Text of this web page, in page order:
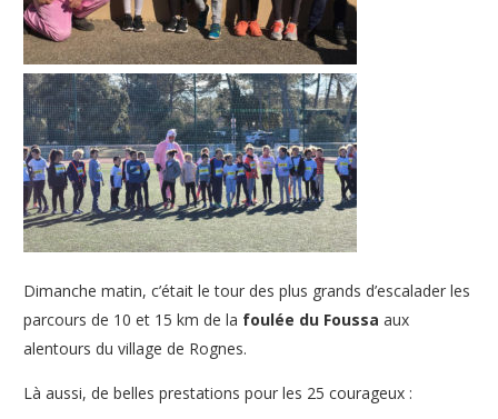
Dimanche matin, c’était le tour des plus grands d’escalader les
parcours de 10 et 15 km de la foulée du Foussa aux
alentours du village de Rognes.
Là aussi, de belles prestations pour les 25 courageux :